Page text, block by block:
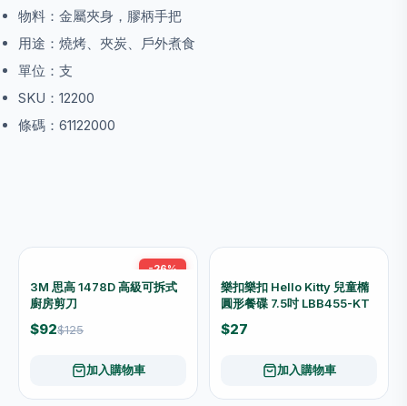
物料：金屬夾身，膠柄手把
用途：燒烤、夾炭、戶外煮食
單位：支
SKU：12200
條碼：61122000
-26%
3M 思高 1478D 高級可拆式
廚房剪刀
$92$125
加入購物車
樂扣樂扣 Hello Kitty 兒童橢
圓形餐碟 7.5吋 LBB455-KT
$27
加入購物車